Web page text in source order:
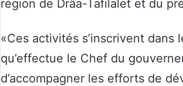
région de Drâa-Tafilalet et du
«Ces activités s’inscrivent
qu’effectue le Chef du
d’accompagner les efforts de